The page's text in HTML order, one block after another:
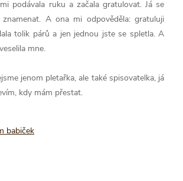
podávala ruku a začala gratulovat. Já se
A ona mi odpověděla: gratuluji
tolik párů a jen jednou jste se spletla. A
mne.
jenom pletařka, ale také spisovatelka, já
kdy mám přestat.
babiček